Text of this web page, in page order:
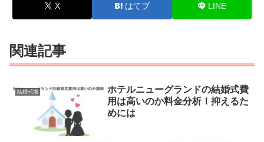
X はてブ LINE
関連記事
結婚式場
ホテルニューグランドの結婚式費
用は高いのか料金分析！抑えるた
めには